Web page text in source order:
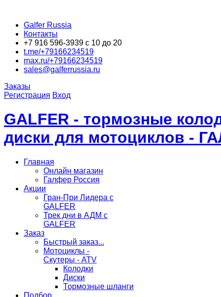
Galfer Russia
Контакты
+7 916 596-3939 с 10 до 20
t.me/+79166234519
max.ru/+79166234519
sales@galferrussia.ru
Заказы
Регистрация Вход
GALFER - тормозные
диски для мотоциклов -
Главная
Онлайн магазин
Галфер Россия
Акции
Гран-При Лидера c
GALFER
Трек дни в АДМ с
GALFER
Заказ
Быстрый заказ...
Мотоциклы -
Скутеры - ATV
Колодки
Диски
Тормозные шланги
Подбор